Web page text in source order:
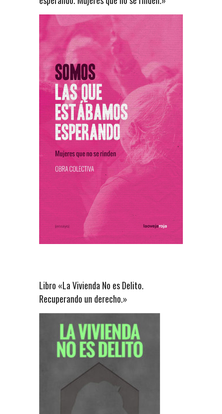
Libro «La Vivienda No es Delito.
Recuperando un derecho.»